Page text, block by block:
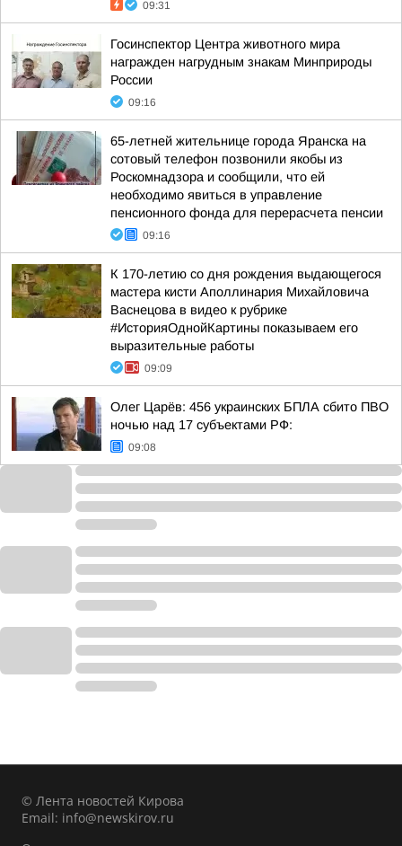
09:31
Госинспектор Центра животного мира
награжден нагрудным знакам Минприроды
России
09:16
65-летней жительнице города Яранска на
сотовый телефон позвонили якобы из
Роскомнадзора и сообщили, что ей
необходимо явиться в управление
пенсионного фонда для перерасчета пенсии
09:16
К 170-летию со дня рождения выдающегося
мастера кисти Аполлинария Михайловича
Васнецова в видео к рубрике
#ИсторияОднойКартины показываем его
выразительные работы
09:09
Олег Царёв: 456 украинских БПЛА сбито ПВО
ночью над 17 субъектами РФ:
09:08
© Лента новостей Кирова
Email: info@newskirov.ru